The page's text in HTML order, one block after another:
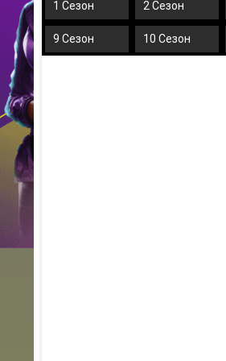
1 Сезон 2 Сезон
9 Сезон 10 Сезон